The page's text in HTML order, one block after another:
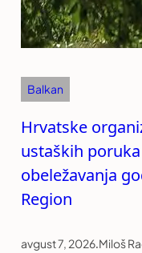
Balkan
Hrvatske
ustaških
obeležavanja
Region
avgust 7, 2026.Miloš